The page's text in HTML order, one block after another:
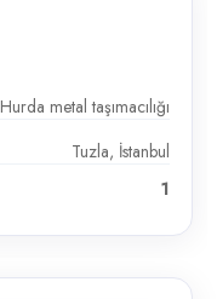
Hurda metal taşımacılığı
Tuzla, İstanbul
1